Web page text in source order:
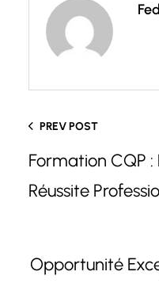
PREV POST
Formation CQP :
Réussite
Opportunité